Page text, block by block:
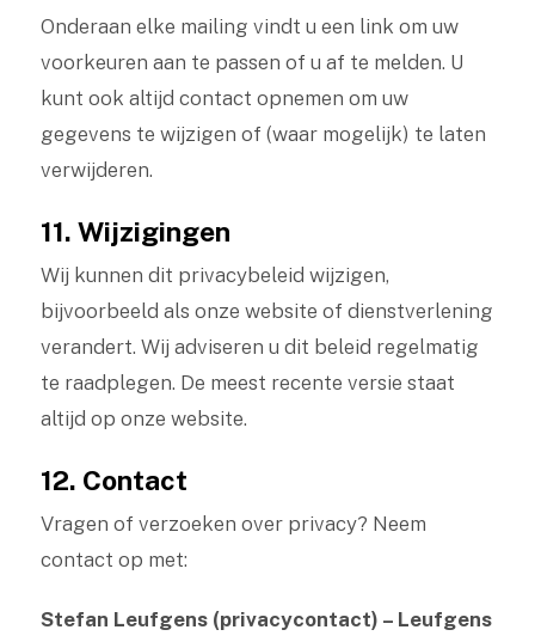
Onderaan elke mailing vindt u een link om uw
voorkeuren aan te passen of u af te melden. U
kunt ook altijd contact opnemen om uw
gegevens te wijzigen of (waar mogelijk) te laten
verwijderen.
11. Wijzigingen
Wij kunnen dit privacybeleid wijzigen,
bijvoorbeeld als onze website of dienstverlening
verandert. Wij adviseren u dit beleid regelmatig
te raadplegen. De meest recente versie staat
altijd op onze website.
12. Contact
Vragen of verzoeken over privacy? Neem
contact op met:
Stefan Leufgens (privacycontact) – Leufgens